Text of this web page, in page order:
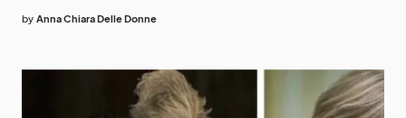
by Anna Chiara Delle Donne